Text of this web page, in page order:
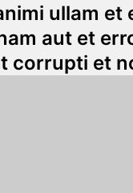
ullam et
aut et
corrupti et